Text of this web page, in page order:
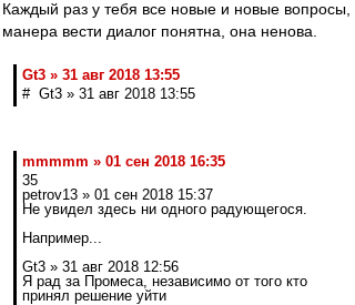
Каждый раз у тебя все новые и новые вопросы,
манера вести диалог понятна, она ненова.
Gt3 » 31 авг 2018 13:55
# Gt3 » 31 авг 2018 13:55
mmmmm » 01 сен 2018 16:35
35
petrov13 » 01 сен 2018 15:37
Не увидел здесь ни одного радующегося.
Например...
Gt3 » 31 авг 2018 12:56
Я рад за Промеса, независимо от того кто
принял решение уйти